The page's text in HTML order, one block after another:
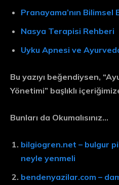
Pranayama’nın Bilimsel
Nasya Terapisi Rehberi
Uyku Apnesi ve
Bu yazıyı beğendiysen,
Yönetimi” başlıklı
Bunları da Okumalısınız…
bilgiogren.net – bulgur
neyle yenmeli
bendenyazilar.com –